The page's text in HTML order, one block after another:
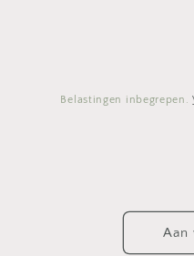
Belastingen inbegrepen.
Aan